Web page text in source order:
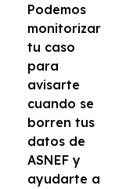
Podemos
monitorizar
tu caso
para
avisarte
cuando se
borren tus
datos de
ASNEF y
ayudarte a